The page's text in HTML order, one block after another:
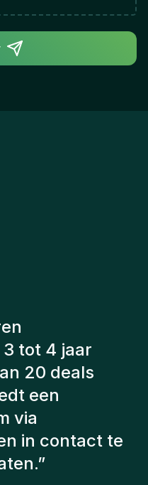
Gentis
gehouden
om ons de
te stellen.
hebben
nog steeds
ben ik erg